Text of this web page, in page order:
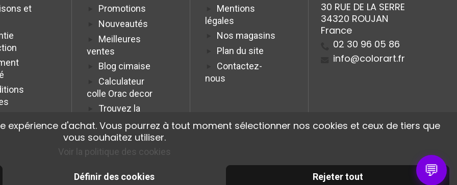
et
Promotions
Nouveautés
Meilleures
ventes
Blog cimaise
Calculateur
colle Orac decor
Trouvez la
cimaise idéale
Programme
Affiliation Pro
Mentions
légales
Nos magasins
Plan du site
Contactez-
nous
30 RUE DE LA SERRE
34320 ROUJAN
France
02 30 96 05 86
info@colorart.fr
💬
© 2026 Cimaise Tableau. Tous droits réservés.
expérience d'achat. Vous pourrez à tout moment sélectionner nos cookies et ceux de tiers que
vous souhaitez utiliser.
Voir la politique des cookies
Rejeter tout
Définir des cookies